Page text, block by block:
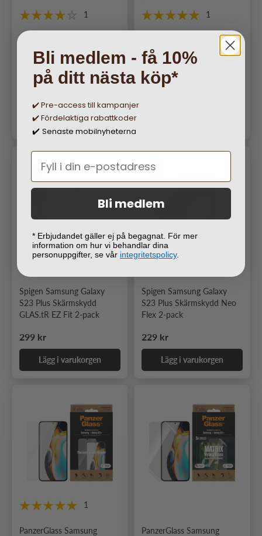
1
S23/Galaxy S23 Plus
Kameraskydd Exoglass Lens
Protector
Lägg i varukorgen
1
Galaxy S23/S23 Plus/S24
Kameraskydd Hoops Svart
Spigen Samsung Galaxy
S23 Plus Skärmskydd
GLAS.tR EZ Fit 2-pack
Ordinarie pris
299 kr
Lägg i varukorgen
Spigen Samsung Galaxy
S23 Plus Skärmskydd Neo
Flex 2-pack
Ordinarie pris
229 kr
Lägg i varukorgen
1
PanzerGlass Samsung
PanzerGlass Samsung
Bli medlem - få 10%
på ditt nästa köp*
✔️ Pre-access till kampanjer
✔️ Fördelaktiga rabattkoder
✔️ Senaste mobilnyheterna
Bli medlem
* Erbjudandet gäller ej på begagnat. För mer
information om hur vi behandlar dina
personuppgifter, se vår integritetspolicy.